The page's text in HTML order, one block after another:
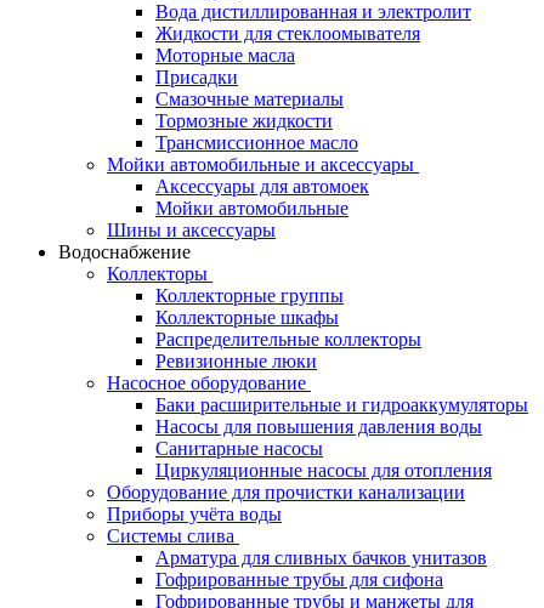
Вода дистиллированная и электролит
Жидкости для стеклоомывателя
Моторные масла
Присадки
Смазочные материалы
Тормозные жидкости
Трансмиссионное масло
Мойки автомобильные и аксессуары
Аксессуары для автомоек
Мойки автомобильные
Шины и аксессуары
Водоснабжение
Коллекторы
Коллекторные группы
Коллекторные шкафы
Распределительные коллекторы
Ревизионные люки
Насосное оборудование
Баки расширительные и гидроаккумуляторы
Насосы для повышения давления воды
Санитарные насосы
Циркуляционные насосы для отопления
Оборудование для прочистки канализации
Приборы учёта воды
Системы слива
Арматура для сливных бачков унитазов
Гофрированные трубы для сифона
Гофрированные трубы и манжеты для